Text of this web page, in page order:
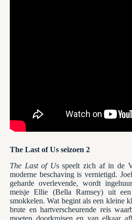
The Last of Us seizoen 2
The Last of Us speelt zich af in de
moderne beschaving is vernietigd.
geharde overlevende, wordt
meisje Ellie (Bella Ramsey) uit een
smokkelen. Wat begint als een kleine
brute en hartverscheurende reis
moeten doorkruisen en van elkaar